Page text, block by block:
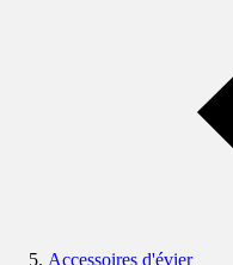
Accessoires d'évier